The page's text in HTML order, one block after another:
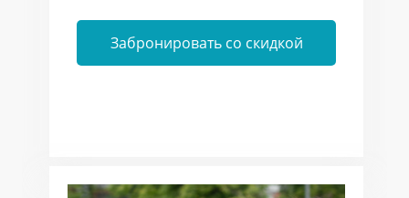
Забронировать со скидкой